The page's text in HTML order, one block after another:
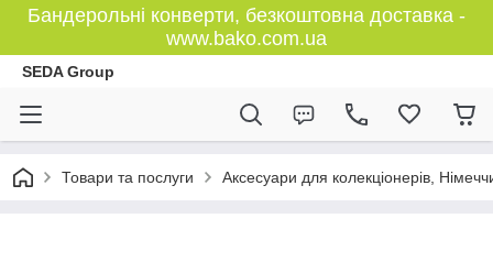
Бандерольні конверти, безкоштовна доставка -
www.bako.com.ua
SEDA Group
Товари та послуги Аксесуари для колекціонерів,